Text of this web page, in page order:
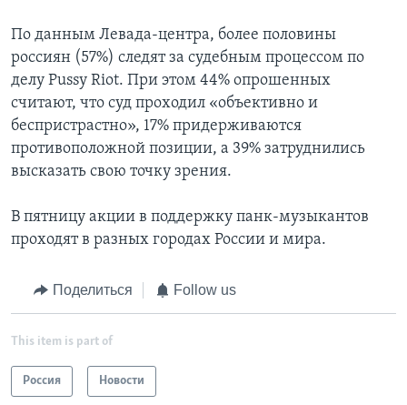
По данным Левада-центра, более половины
россиян (57%) следят за судебным процессом по
делу Pussy Riot. При этом 44% опрошенных
считают, что суд проходил «объективно и
беспристрастно», 17% придерживаются
противоположной позиции, а 39% затруднились
высказать свою точку зрения.
В пятницу акции в поддержку панк-музыкантов
проходят в разных городах России и мира.
Поделиться Follow us
This item is part of
Россия Новости